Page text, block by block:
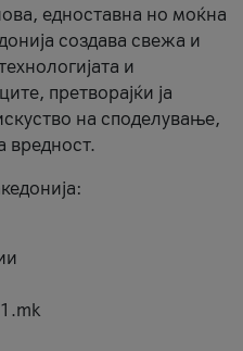
едноставна но моќна
создава свежа и
и
претворајќи ја
на споделување,
вредност.